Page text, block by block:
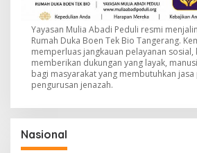
Yayasan Mulia Abadi Peduli resmi
Rumah Duka Boen Tek Bio Tangerang.
memperluas jangkauan pelayanan sosial,
memberikan dukungan yang layak,
bagi masyarakat yang membutuhkan
pengurusan jenazah.
Nasional